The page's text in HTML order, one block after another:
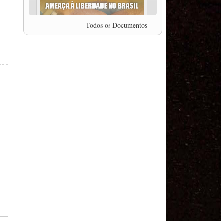
professor da Unisinos e Doutor em Ciências da
Comunicação da USP, Rafael Grohmann, que
coordena uma pesquisa internacional que visa
pressionar as plataformas digitais por melhores
Todos os Documentos